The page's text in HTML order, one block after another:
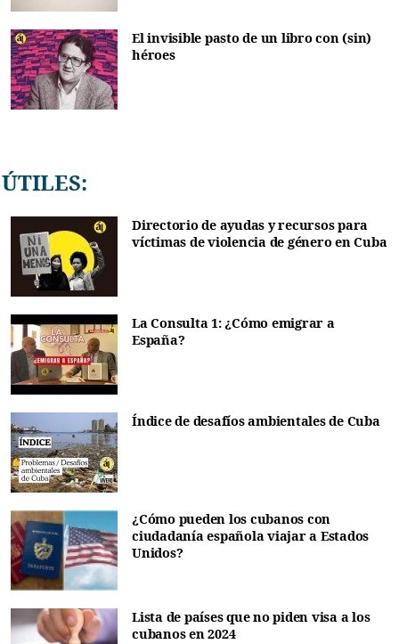
El invisible pasto de un libro con (sin)
héroes
ÚTILES:
Directorio de ayudas y recursos para
víctimas de violencia de género en Cuba
La Consulta 1: ¿Cómo emigrar a
España?
Índice de desafíos ambientales de Cuba
¿Cómo pueden los cubanos con
ciudadanía española viajar a Estados
Unidos?
Lista de países que no piden visa a los
cubanos en 2024